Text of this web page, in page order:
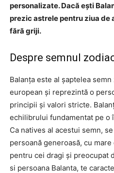
personalizate. Dacă ești
prezic astrele pentru ziua de
fără griji.
Despre semnul
Balanța este al șaptelea
european și reprezintă o
principii și valori stricte.
echilibrului fundamentat pe o
Ca natives al acestui semn,
persoană generoasă, cu
pentru cei dragi și preocupat
si persoana Balanta, te